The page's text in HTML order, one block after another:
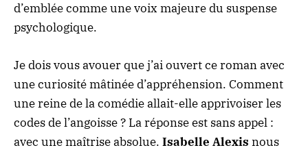
d’emblée comme une voix majeure du suspense
psychologique.
Je dois vous avouer que j’ai ouvert ce roman avec
une curiosité mâtinée d’appréhension. Comment
une reine de la comédie allait-elle apprivoiser les
codes de l’angoisse ? La réponse est sans appel :
avec une maîtrise absolue. Isabelle Alexis nous